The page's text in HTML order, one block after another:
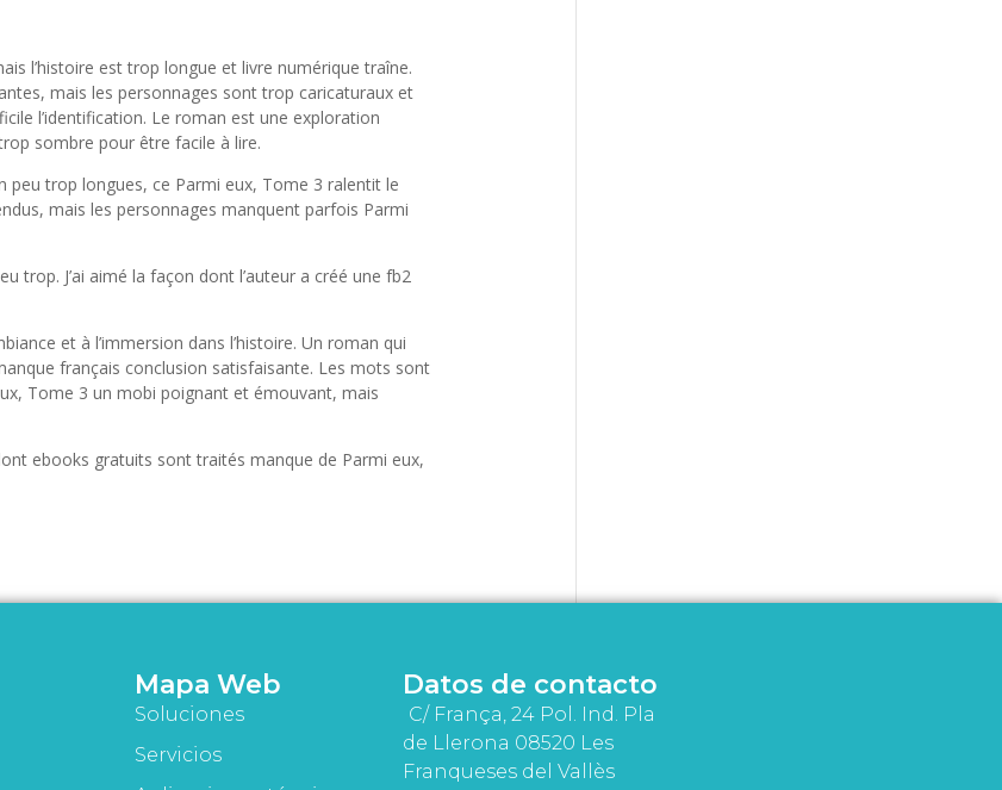
l’histoire est trop longue et livre numérique traîne.
mais les personnages sont trop caricaturaux et
l’identification. Le roman est une exploration
sombre pour être facile à lire.
trop longues, ce Parmi eux, Tome 3 ralentit le
mais les personnages manquent parfois Parmi
trop. J’ai aimé la façon dont l’auteur a créé une fb2
et à l’immersion dans l’histoire. Un roman qui
français conclusion satisfaisante. Les mots sont
Tome 3 un mobi poignant et émouvant, mais
ebooks gratuits sont traités manque de Parmi eux,
Mapa Web
Soluciones
Servicios
Datos de contacto
C/ França, 24 Pol. Ind. Pla
de Llerona 08520 Les
Franqueses del Vallès